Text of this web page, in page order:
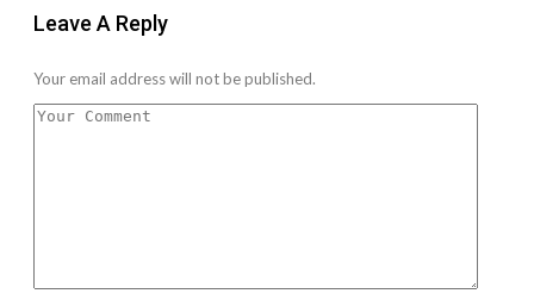
Leave A Reply
Your email address will not be published.